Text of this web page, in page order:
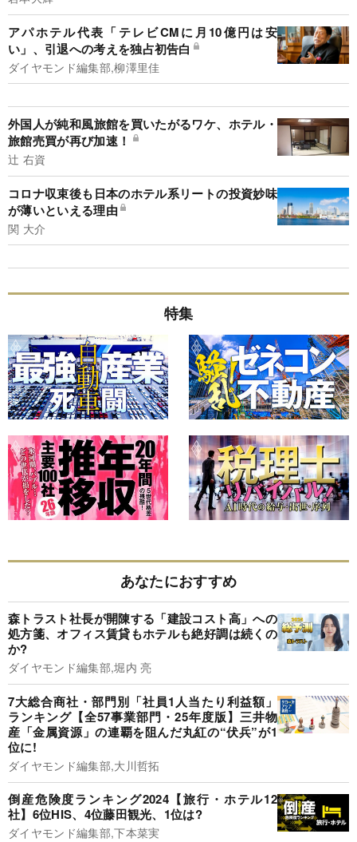
アパホテル代表「テレビCMに月10億円は安
い」、引退への考えを独占初告白
ダイヤモンド編集部,柳澤里佳
外国人が純和風旅館を買いたがるワケ、ホテル・
旅館売買が再び加速！
辻 右資
コロナ収束後も日本のホテル系リートの投資妙味
が薄いといえる理由
関 大介
特集
あなたにおすすめ
森トラスト社長が開陳する「建設コスト高」への
処方箋、オフィス賃貸もホテルも絶好調は続くの
か?
ダイヤモンド編集部,堀内 亮
7大総合商社・部門別「社員1人当たり利益額」
ランキング【全57事業部門・25年度版】三井物
産「金属資源」の連覇を阻んだ丸紅の“伏兵”が1
位に!
ダイヤモンド編集部,大川哲拓
倒産危険度ランキング2024【旅行・ホテル12
社】6位HIS、4位藤田観光、1位は?
ダイヤモンド編集部,下本菜実